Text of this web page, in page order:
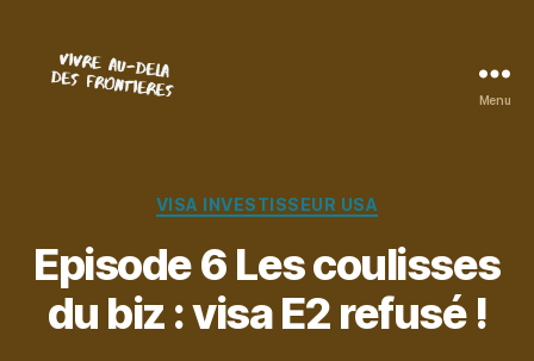
Menu
Catégories
VISA INVESTISSEUR USA
Episode 6 Les coulisses
du biz : visa E2 refusé !